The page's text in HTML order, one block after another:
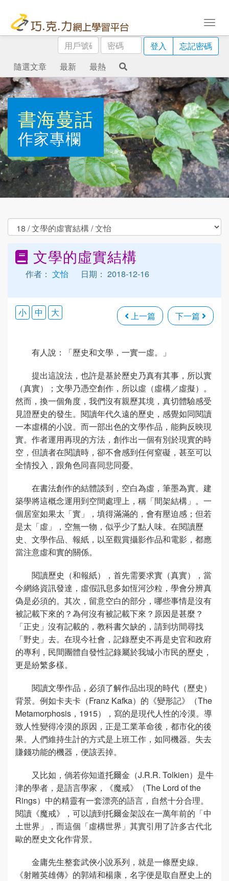
用
戶
號
碼
密
碼
登入
忘記密碼
隨選文章
最新 最熱
書海蔓話
作家專欄
文學的虛實結構
作者： 文怡 日期： 2018-12-16
上一篇 下一篇
小 中 大
有人說：「歷史和文學，一實一虛。」
提出這說法，也許是基於歷史乃真有其事，所以實
（真實）；文學乃憑空創作，所以虛（虛構／虛擬）。
然而，換一個角度，我們沒有親歷其境，真切體驗感受
見證歷史的發生。閱讀年代久遠的歷史，感覺如同閱讀
一本虛構的小說。而一部出色的文學作品，能夠反映現
實。作者運用再現的方法，創作出一個有別於現實的時
空，但讀者在閱讀時，卻不會感到任何窒礙，甚至可以
全情投入，跟角色同喜同悲同憂。
在書法創作的結體談到，空白為虛，筆墨為實。建
築學將這概念運用到空間處理上，稱「間架結構」。一
個居室如果太「實」，填得滿滿的，會有壓迫感；但若
是太「虛」，空無一物，似乎少了點人味。在閱讀歷
史、文學作品、報紙，以至觀賞攝影作品和電影，都應
當注意虛和實的關係。
閱讀歷史（和報紙），首先需要求實（真實），當
今網絡資訊發達，虛假訊息多如恆河沙粒，學會分辨真
偽是必須的。其次，留意空白的部分，哪些事情是沒有
被記載下來的？為何沒有被記載下來？原因是甚麼？
「正史」沒有記載的，教科書欠缺的，請到坊間尋找
「野史」去。在現今社會，記錄歷史不再是史官和政府
的專利，民間團體自發性記錄屬於我城小市民的歷史，
更是紛繁多樣。
閱讀文學作品，必須了解作品出現的時代（歷史）
背景。例如卡夫卡（Franz Kafka）的《變形記》（The
Metamorphosis，1915），寫的是現代人性的冷漠。導
致人性變得冷漠的原因，正是工業革命後，都市化的後
果。人們維持生計的方式是上班工作，如同機器。失去
賺錢功能的機器，便該丟掉。
又比如，倘若你知道托爾金（J.R.R. Tolkien）是牛
津的學者，是語言學家，《魔戒》（The Lord of the
Rings）中的精靈有一套漂亮的語言，自然十分合理。
閱讀《魔戒》，可以讀到托爾金架設在一萬年前的「中
土世界」，而這個「虛構世界」其實引用了許多古代北
歐的歷史文化作背景。
金庸先生整套武俠小說系列，就是一條歷史線。
《射雕英雄傳》的郭靖和楊康，名字便是取自歷史上的